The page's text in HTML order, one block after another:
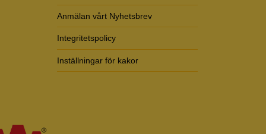
Anmälan vårt Nyhetsbrev
Integritetspolicy
Inställningar för kakor